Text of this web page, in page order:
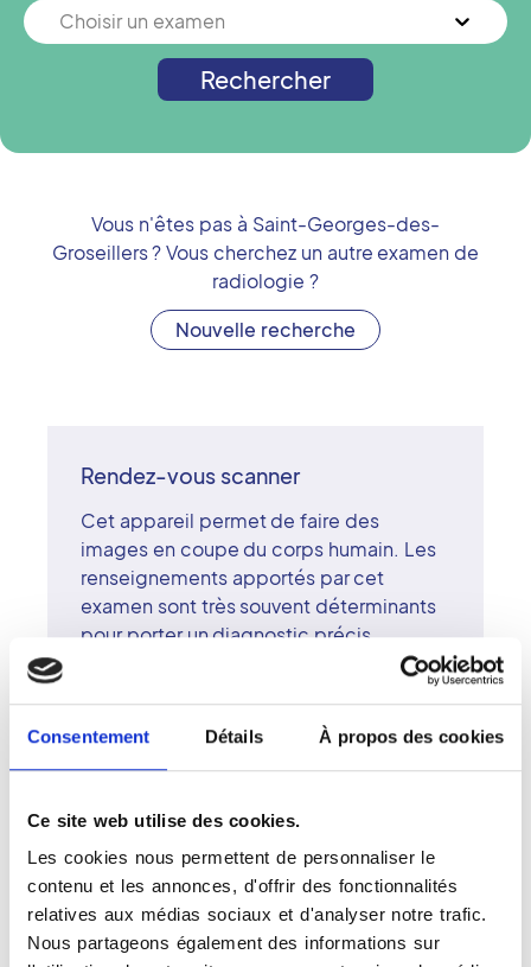
Consentement Détails À propos des cookies
Ce site web utilise des cookies.
Les cookies nous permettent de personnaliser le
contenu et les annonces, d'offrir des fonctionnalités
relatives aux médias sociaux et d'analyser notre trafic.
Nous partageons également des informations sur
Choisir un examen
Rechercher
Vous n'êtes pas à Saint-Georges-des-
Groseillers? Vous cherchez un autre examen de
radiologie ?
Nouvelle recherche
Rendez-vous scanner
Cet appareil permet de faire des
images en coupe du corps humain. Les
renseignements apportés par cet
examen sont très souvent déterminants
pour porter un diagnostic précis.
Le scanner utilise des rayons X. Il s'agit
rapides. En matière d'irradiation des
patients, rien n'a pu être démontré dans
ce domaine compte tenu des faibles
pour limiter au strict minimum la zone
examinée. Toutefois, des précautions
concernant les femmes enceintes
doivent être prises systématiquement.
C'est pourquoi il est important de